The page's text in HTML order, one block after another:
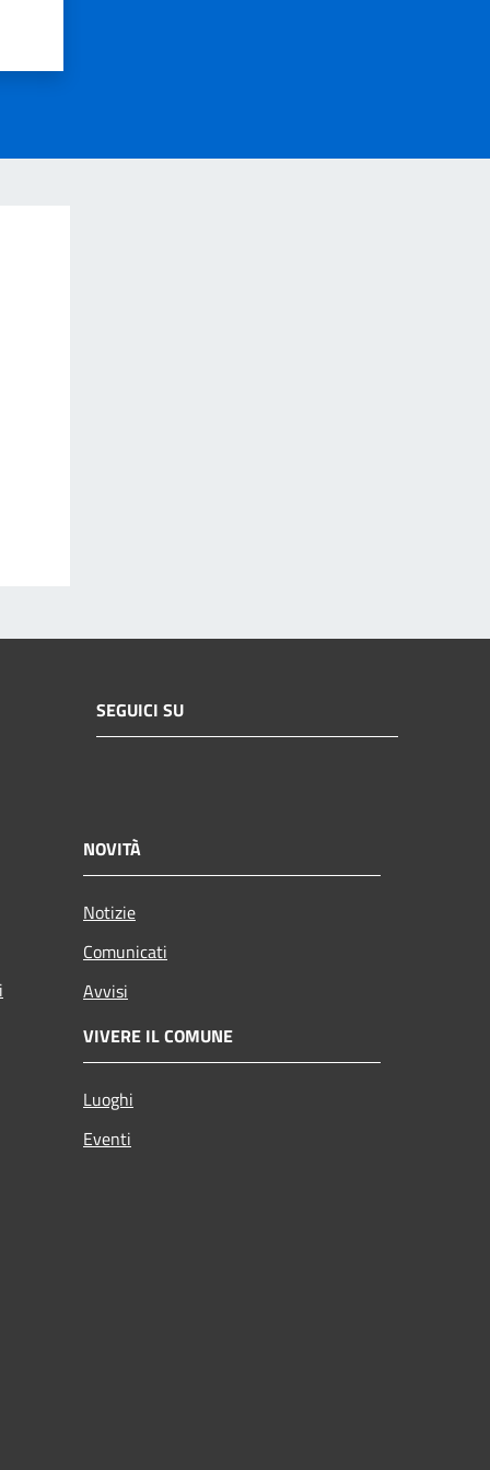
SEGUICI SU
NOVITÀ
Notizie
Comunicati
Avvisi
VIVERE IL COMUNE
Luoghi
Eventi